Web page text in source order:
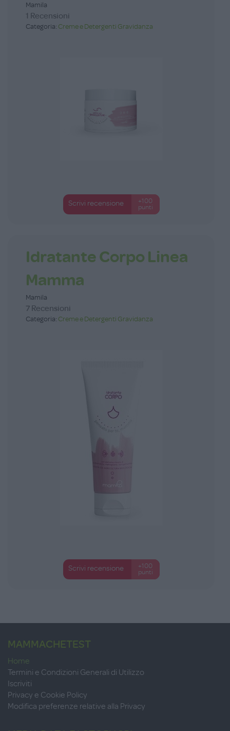
Mamila
1 Recensioni
Categoria: Creme e Detergenti Gravidanza
Scrivi recensione
+100
punti
Idratante Corpo Linea
Mamma
Mamila
7 Recensioni
Categoria: Creme e Detergenti Gravidanza
Scrivi recensione
+100
punti
MAMMACHETEST
Home
Termini e Condizioni Generali di Utilizzo
Iscriviti
Privacy e Cookie Policy
Modifica preferenze relative alla Privacy